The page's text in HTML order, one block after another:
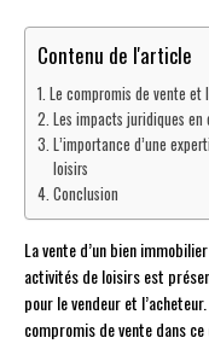
Contenu de l'article
Le compromis de vente
Les impacts juridiques
L’importance d’une
loisirs
Conclusion
La vente d’un bien
activités de loisirs est
pour le vendeur et
compromis de vente dans